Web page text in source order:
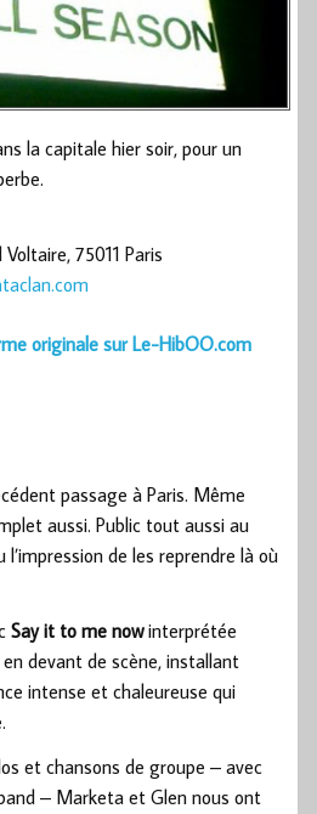
la capitale hier soir, pour un
Voltaire, 75011 Paris
originale sur Le-HibOO.com
passage à Paris. Même
aussi. Public tout aussi au
de les reprendre là où
Say it to me nowinterprétée
devant de scène, installant
intense et chaleureuse qui
et chansons de groupe – avec
– Marketa et Glen nous ont